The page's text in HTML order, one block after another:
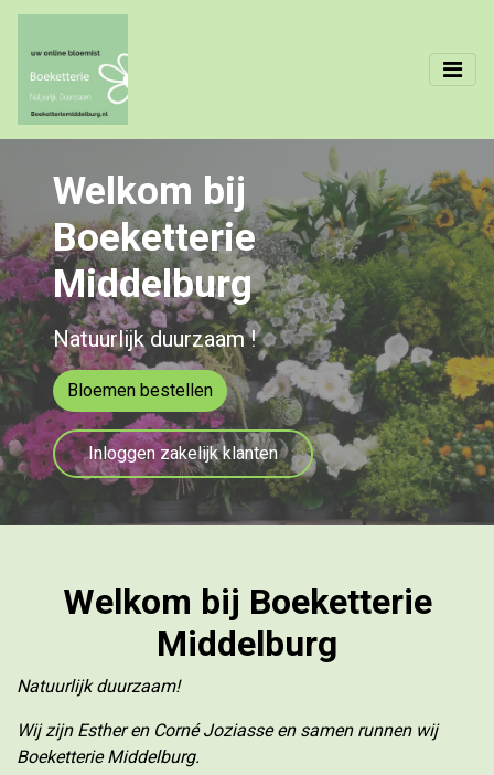
Welkom bij
Boeketterie
Middelburg
Natuurlijk duurzaam !
Bloemen bestellen
Inloggen zakelijk klanten
Welkom bij Boeketterie
Middelburg
Natuurlijk duurzaam!
Wij zijn Esther en Corné Joziasse en samen runnen wij
Boeketterie Middelburg.